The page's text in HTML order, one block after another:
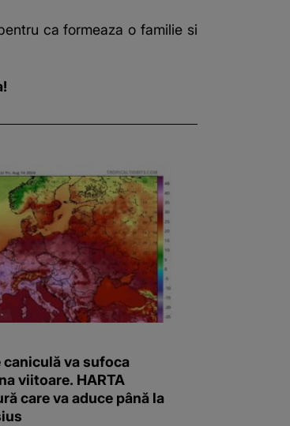
ca formeaza o familie si
va sufoca
viitoare. HARTA
care va aduce până la